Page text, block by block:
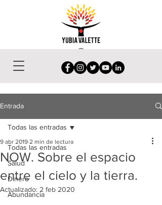
Entrada
Todas las entradas
Salud
Dinero
Abundancia
Todas las entradas
NOW. Sobre el espacio
entre el cielo y la tierra.
9 abr 2019 2 min de lectura
Actualizado: 2 feb 2020